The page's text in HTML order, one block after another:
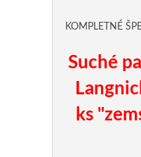
KOMPLETNÉ
Suché
ks